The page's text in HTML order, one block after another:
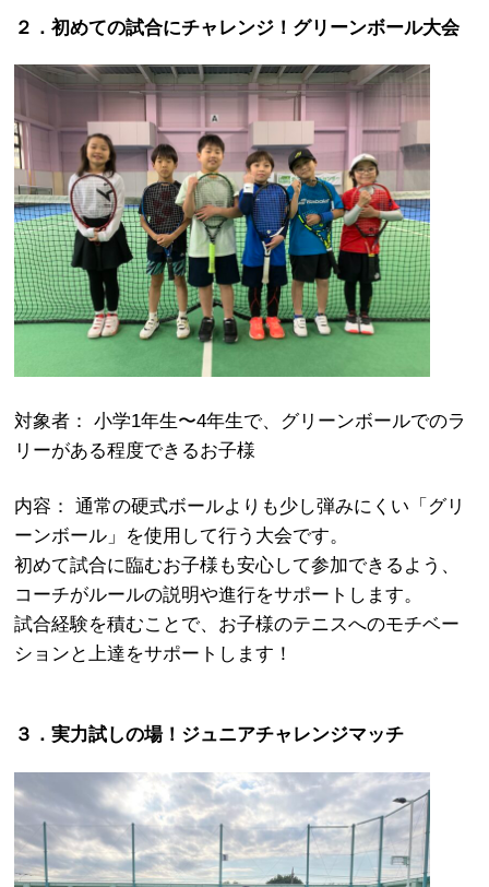
２．初めての試合にチャレンジ！グリーンボール大会
対象者： 小学1年生〜4年生で、グリーンボールでのラ
リーがある程度できるお子様
内容： 通常の硬式ボールよりも少し弾みにくい「グリ
ーンボール」を使用して行う大会です。
初めて試合に臨むお子様も安心して参加できるよう、
コーチがルールの説明や進行をサポートします。
試合経験を積むことで、お子様のテニスへのモチベー
ションと上達をサポートします！
３．実力試しの場！ジュニアチャレンジマッチ